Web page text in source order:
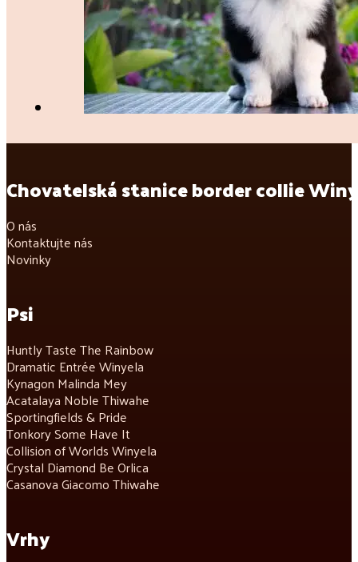
Chovatelská stanice border collie
O nás
Kontaktujte nás
Novinky
Psi
Huntly Taste The Rainbow
Dramatic Entrée Winyela
Kynagon Malinda Mey
Acatalaya Noble Thiwahe
Sportingfields & Pride
Tonkory Some Have It
Collision of Worlds Winyela
Crystal Diamond Be Orlica
Casanova Giacomo Thiwahe
Vrhy